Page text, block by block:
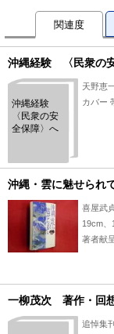
関連度
沖縄経験 〈民衆の
沖縄経験
〈民衆の安
全保障〉へ
天野恵
カバー
沖縄・雲に魅せられ
喜屋武
19cm、
著者献
一柳茂次 著作・回
追悼集